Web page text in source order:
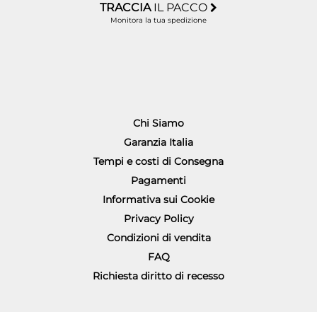
TRACCIA IL PACCO
Monitora la tua spedizione
Chi Siamo
Garanzia Italia
Tempi e costi di Consegna
Pagamenti
Informativa sui Cookie
Privacy Policy
Condizioni di vendita
FAQ
Richiesta diritto di recesso